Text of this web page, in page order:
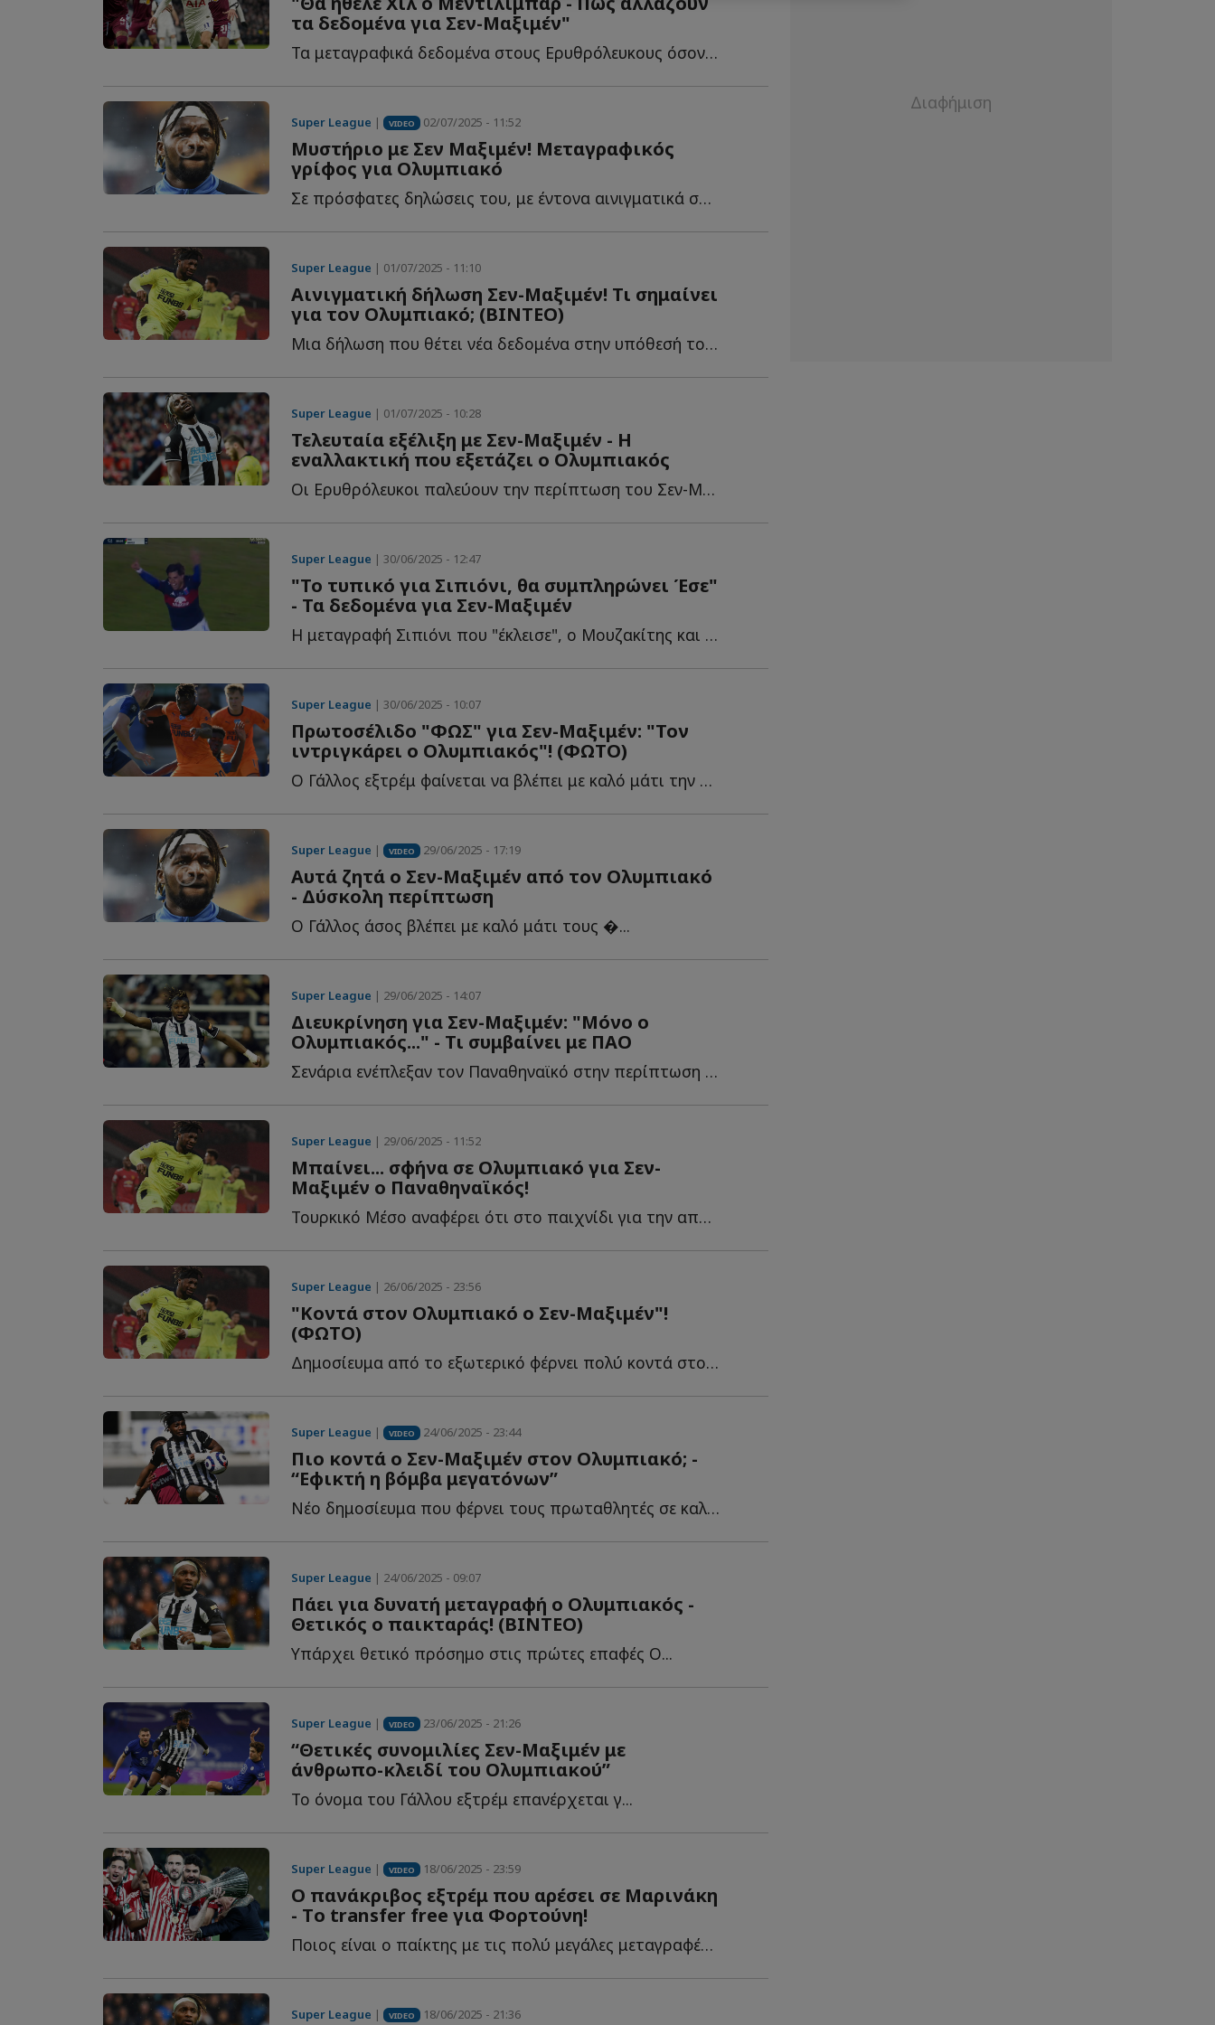
τα δεδομένα για Σεν-Μαξιμέν"
Τα μεταγραφικά δεδομένα στους Ερυθρόλευκους όσον αφορά σ...
Super League | VIDEO 02/07/2025 - 11:52
Μυστήριο με Σεν Μαξιμέν! Μεταγραφικός
γρίφος για Ολυμπιακό
Σε πρόσφατες δηλώσεις του, με έντονα αινιγματικά στοιχεία, ο...
Super League | 01/07/2025 - 11:10
Αινιγματική δήλωση Σεν-Μαξιμέν! Τι σημαίνει
για τον Ολυμπιακό; (ΒΙΝΤΕΟ)
Μια δήλωση που θέτει νέα δεδομένα στην υπόθεσή του έ...
Super League | 01/07/2025 - 10:28
Τελευταία εξέλιξη με Σεν-Μαξιμέν - Η
εναλλακτική που εξετάζει ο Ολυμπιακός
Οι Ερυθρόλευκοι παλεύουν την περίπτωση του Σεν-Μαξιμέν, ε...
Super League | 30/06/2025 - 12:47
"Το τυπικό για Σιπιόνι, θα συμπληρώνει Έσε"
- Τα δεδομένα για Σεν-Μαξιμέν
Η μεταγραφή Σιπιόνι που "έκλεισε", ο Μουζακίτης και τ...
Super League | 30/06/2025 - 10:07
Πρωτοσέλιδο "ΦΩΣ" για Σεν-Μαξιμέν: "Τον
ιντριγκάρει ο Ολυμπιακός"! (ΦΩΤΟ)
Ο Γάλλος εξτρέμ φαίνεται να βλέπει με καλό μάτι την μ...
Super League | VIDEO 29/06/2025 - 17:19
Αυτά ζητά ο Σεν-Μαξιμέν από τον Ολυμπιακό
- Δύσκολη περίπτωση
Ο Γάλλος άσος βλέπει με καλό μάτι τους �...
Super League | 29/06/2025 - 14:07
Διευκρίνηση για Σεν-Μαξιμέν: "Μόνο ο
Ολυμπιακός..." - Τι συμβαίνει με ΠΑΟ
Σενάρια ενέπλεξαν τον Παναθηναϊκό στην περίπτωση του Α...
Super League | 29/06/2025 - 11:52
Μπαίνει... σφήνα σε Ολυμπιακό για Σεν-
Μαξιμέν ο Παναθηναϊκός!
Τουρκικό Μέσο αναφέρει ότι στο παιχνίδι για την απόκτηση τ...
Super League | 26/06/2025 - 23:56
"Κοντά στον Ολυμπιακό ο Σεν-Μαξιμέν"!
(ΦΩΤΟ)
Δημοσίευμα από το εξωτερικό φέρνει πολύ κοντά στους Ε...
Super League | VIDEO 24/06/2025 - 23:44
Πιο κοντά ο Σεν-Μαξιμέν στον Ολυμπιακό; -
“Εφικτή η βόμβα μεγατόνων”
Νέο δημοσίευμα που φέρνει τους πρωταθλητές σε καλή μ...
Super League | 24/06/2025 - 09:07
Πάει για δυνατή μεταγραφή ο Ολυμπιακός -
Θετικός ο παικταράς! (ΒΙΝΤΕΟ)
Υπάρχει θετικό πρόσημο στις πρώτες επαφές Ο...
Super League | VIDEO 23/06/2025 - 21:26
“Θετικές συνομιλίες Σεν-Μαξιμέν με
άνθρωπο-κλειδί του Ολυμπιακού”
Το όνομα του Γάλλου εξτρέμ επανέρχεται γ...
Super League | VIDEO 18/06/2025 - 23:59
Ο πανάκριβος εξτρέμ που αρέσει σε Μαρινάκη
- Tο transfer free για Φορτούνη!
Ποιος είναι ο παίκτης με τις πολύ μεγάλες μεταγραφές π...
Super League | VIDEO 18/06/2025 - 21:36